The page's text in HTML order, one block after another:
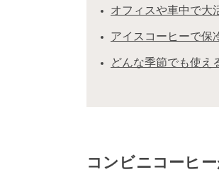
オフィスや車中で大
アイスコーヒーで保
どんな季節でも使え
コンビニコーヒ